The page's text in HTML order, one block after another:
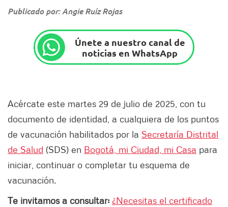
Publicado por: Angie Ruíz Rojas
Únete a nuestro canal de
noticias en WhatsApp
Acércate este martes 29 de julio de 2025, con tu
documento de identidad, a cualquiera de los puntos
de vacunación habilitados por la Secretaría Distrital
de Salud (SDS) en Bogotá, mi Ciudad, mi Casa para
iniciar, continuar o completar tu esquema de
vacunación.
Te invitamos a consultar: ¿Necesitas el certificado